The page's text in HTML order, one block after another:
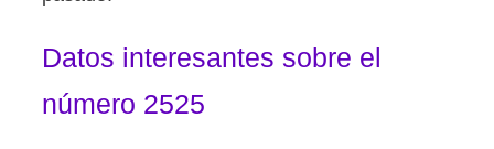
Datos interesantes sobre el
número 2525